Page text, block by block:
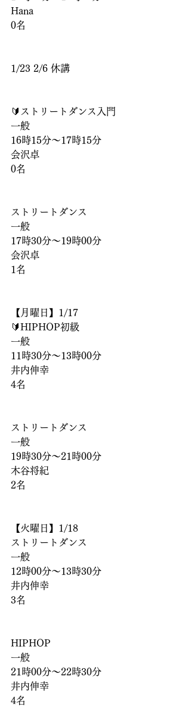
Hana
0名
1/23 2/6 休講
🔰ストリートダンス入門
一般
16時15分〜17時15分
会沢卓
0名
ストリートダンス
一般
17時30分〜19時00分
会沢卓
1名
【月曜日】1/17
🔰HIPHOP初級
一般
11時30分〜13時00分
井内伸幸
4名
ストリートダンス
一般
19時30分〜21時00分
木谷将紀
2名
【火曜日】1/18
ストリートダンス
一般
12時00分〜13時30分
井内伸幸
3名
HIPHOP
一般
21時00分〜22時30分
井内伸幸
4名